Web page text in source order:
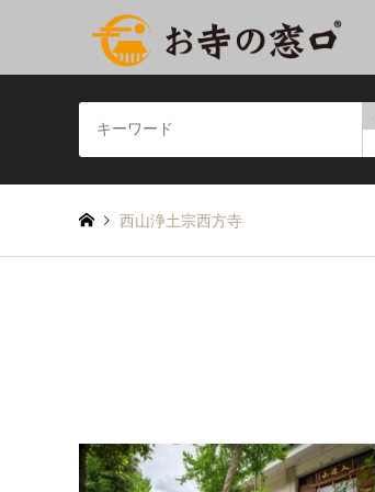
西山浄土宗西方寺